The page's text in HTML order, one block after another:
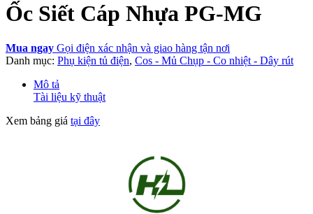
Ốc Siết Cáp Nhựa PG-MG
Mua ngay Gọi điện xác nhận và giao hàng tận nơi
Danh mục: Phụ kiện tủ điện, Cos - Mủ Chụp - Co nhiệt - Dây rút
Mô tả
Tài liệu kỹ thuật
Xem bảng giá tại đây